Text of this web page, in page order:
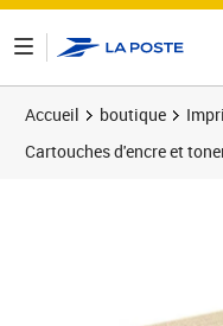
Accueil boutique
Cartouches d'encre et